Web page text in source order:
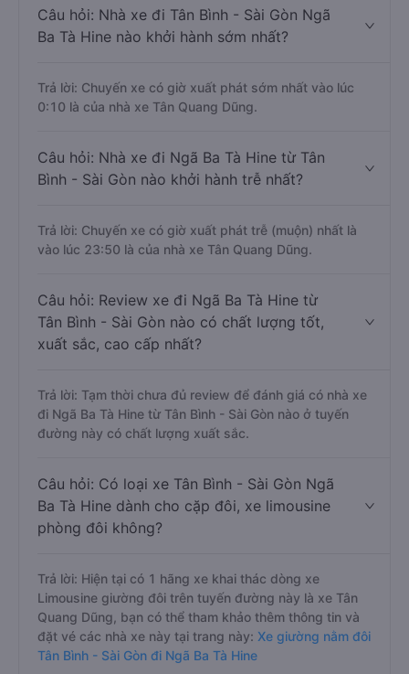
Câu hỏi: Nhà xe đi Tân Bình - Sài Gòn Ngã
Ba Tà Hine nào khởi hành sớm nhất?
Trả lời: Chuyến xe có giờ xuất phát sớm nhất vào lúc
0:10 là của nhà xe Tân Quang Dũng.
Câu hỏi: Nhà xe đi Ngã Ba Tà Hine từ Tân
Bình - Sài Gòn nào khởi hành trễ nhất?
Trả lời: Chuyến xe có giờ xuất phát trễ (muộn) nhất là
vào lúc 23:50 là của nhà xe Tân Quang Dũng.
Câu hỏi: Review xe đi Ngã Ba Tà Hine từ
Tân Bình - Sài Gòn nào có chất lượng tốt,
xuất sắc, cao cấp nhất?
Trả lời: Tạm thời chưa đủ review để đánh giá có nhà xe
đi Ngã Ba Tà Hine từ Tân Bình - Sài Gòn nào ở tuyến
đường này có chất lượng xuất sắc.
Câu hỏi: Có loại xe Tân Bình - Sài Gòn Ngã
Ba Tà Hine dành cho cặp đôi, xe limousine
phòng đôi không?
Trả lời: Hiện tại có 1 hãng xe khai thác dòng xe
Limousine giường đôi trên tuyến đường này là xe Tân
Quang Dũng, bạn có thể tham khảo thêm thông tin và
đặt vé các nhà xe này tại trang này: Xe giường nằm đôi
Tân Bình - Sài Gòn đi Ngã Ba Tà Hine